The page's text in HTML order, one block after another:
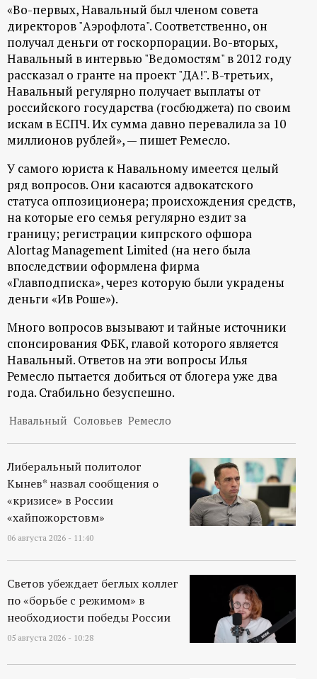
«Во-первых, Навальный был членом совета
директоров "Аэрофлота". Соответственно, он
получал деньги от госкорпорации. Во-вторых,
Навальный в интервью "Ведомостям" в 2012 году
рассказал о гранте на проект "ДА!". В-третьих,
Навальный регулярно получает выплаты от
российского государства (госбюджета) по своим
искам в ЕСПЧ. Их сумма давно перевалила за 10
миллионов рублей», — пишет Ремесло.
У самого юриста к Навальному имеется целый
ряд вопросов. Они касаются адвокатского
статуса оппозиционера; происхождения средств,
на которые его семья регулярно ездит за
границу; регистрации кипрского офшора
Alortag Management Limited (на него была
впоследствии оформлена фирма
«Главподписка», через которую были украдены
деньги «Ив Роше»).
Много вопросов вызывают и тайные источники
спонсирования ФБК, главой которого является
Навальный. Ответов на эти вопросы Илья
Ремесло пытается добиться от блогера уже два
года. Стабильно безуспешно.
Навальный Соловьев Ремесло
Либеральный политолог
Кынев* назвал сообщения о
«кризисе» в России
«хайпожорстовм»
06 августа 2026 - 11:40
Светов убеждает беглых коллег
по «борьбе с режимом» в
необходиости победы России
05 августа 2026 - 10:28